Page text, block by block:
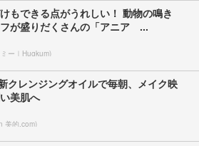
もできる点がうれしい！ 動物の鳴き
が盛りだくさんの「アニア ...
ー｜Hugkum)
クレンジングオイルで毎朝、メイク映
美肌へ
美的.com)